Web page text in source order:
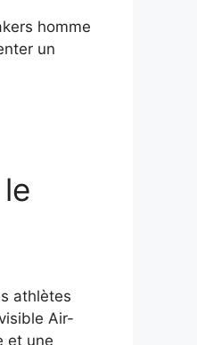
homme
un
athlètes
Air-
et une